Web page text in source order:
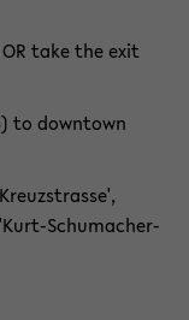
OR take the exit
to down­town
​Schumacher-